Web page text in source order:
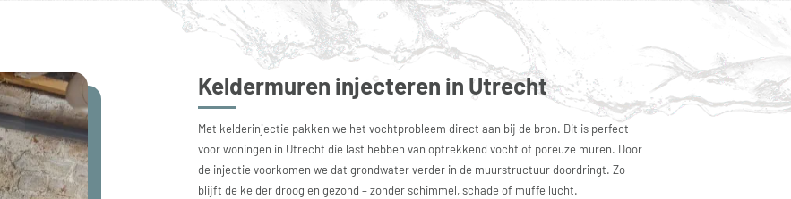
Keldermuren injecteren in Utrecht
Met kelderinjectie pakken we het vochtprobleem direct aan bij de bron. Dit is perfect
voor woningen in Utrecht die last hebben van optrekkend vocht of poreuze muren. Door
de injectie voorkomen we dat grondwater verder in de muurstructuur doordringt. Zo
blijft de kelder droog en gezond – zonder schimmel, schade of muffe lucht.